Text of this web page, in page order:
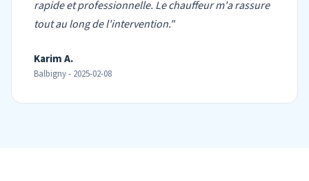
rapide et professionnelle. Le chauffeur m'a rassure
tout au long de l'intervention."
Karim A.
Balbigny - 2025-02-08